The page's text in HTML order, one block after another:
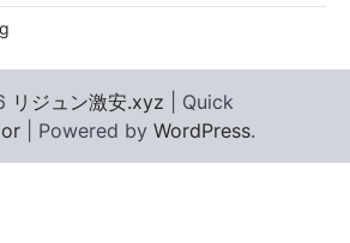
リジュン激安.xyz | Quick
| Powered by WordPress.